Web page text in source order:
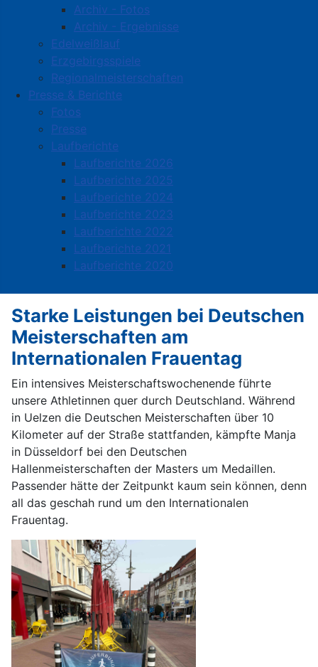
Archiv - Fotos
Archiv - Ergebnisse
Edelweißlauf
Erzgebirgsspiele
Regionalmeisterschaften
Presse & Berichte
Fotos
Presse
Laufberichte
Laufberichte 2026
Laufberichte 2025
Laufberichte 2024
Laufberichte 2023
Laufberichte 2022
Laufberichte 2021
Laufberichte 2020
Starke Leistungen bei Deutschen
Meisterschaften am
Internationalen Frauentag
Ein intensives Meisterschaftswochenende führte
unsere Athletinnen quer durch Deutschland. Während
in Uelzen die Deutschen Meisterschaften über 10
Kilometer auf der Straße stattfanden, kämpfte Manja
in Düsseldorf bei den Deutschen
Hallenmeisterschaften der Masters um Medaillen.
Passender hätte der Zeitpunkt kaum sein können, denn
all das geschah rund um den Internationalen
Frauentag.